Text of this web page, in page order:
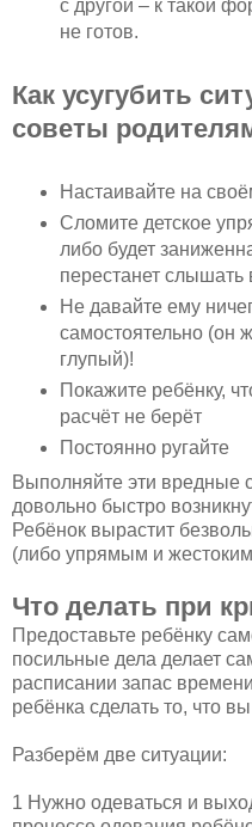
с другой – к такой
не готов.
Как усугубить
советы
Настаивайте на
Сломите детское
либо будет
перестанет
Не давайте ему
самостоятельно (он
глупый)!
Покажите ребёнку,
расчёт не берёт
Постоянно ругайте
Выполняйте эти вредные
довольно быстро
Ребёнок вырастит
(либо упрямым и
Что делать при
Предоставьте ребёнку
посильные дела делает
расписании запас
ребёнка сделать то, что
Разберём две ситуации:
1 Нужно одеваться и